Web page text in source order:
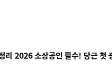
리 2026 소상공인 필수! 당근 첫